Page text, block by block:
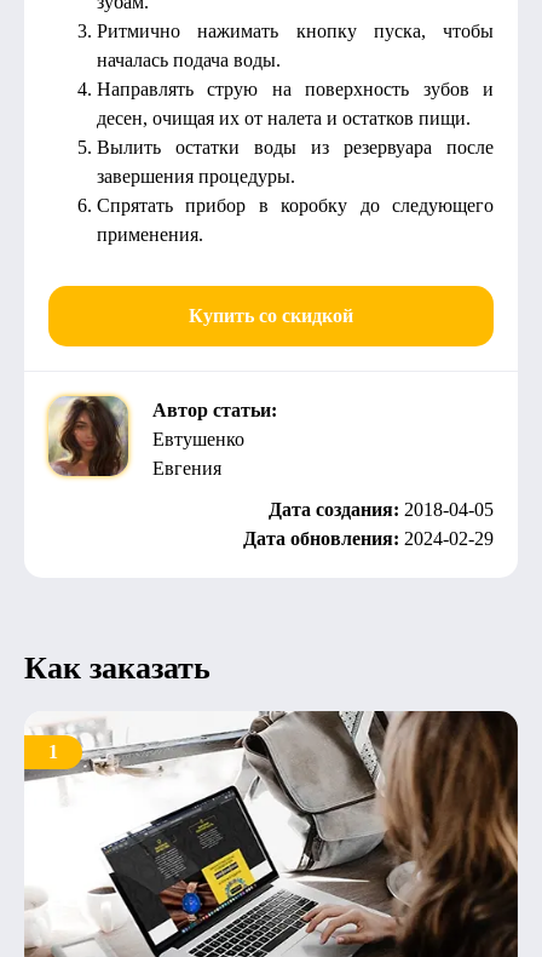
Ритмично нажимать кнопку пуска, чтобы
началась подача воды.
Направлять струю на поверхность зубов и
десен, очищая их от налета и остатков пищи.
Вылить остатки воды из резервуара после
завершения процедуры.
Спрятать прибор в коробку до следующего
применения.
Купить со скидкой
Автор статьи:
Евтушенко
Евгения
Дата создания: 2018-04-05
Дата обновления: 2024-02-29
Как заказать
1